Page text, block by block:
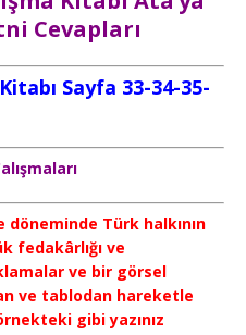
Cevapları
Sayfa 33-34-35-
döneminde Türk halkının
fedakârlığı ve
ve bir görsel
ve tablodan hareketle
gibi yazınız